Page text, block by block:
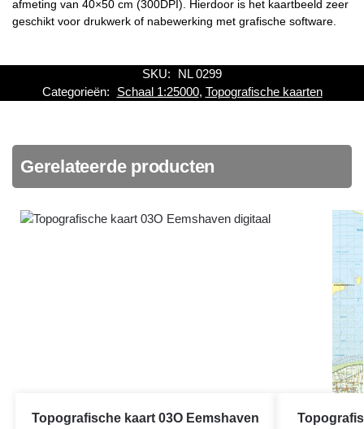
afmeting van 40×50 cm (300DPI). Hierdoor is het kaartbeeld zeer
geschikt voor drukwerk of nabewerking met grafische software.
SKU:
NL 0299
Categorieën:
Schaal 1:25000, Topografische kaarten
Gerelateerde producten
Topografische kaart 03O Eemshaven